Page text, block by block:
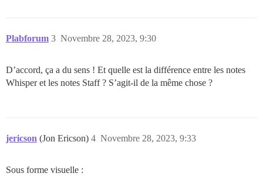
Plabforum Novembre 28, 2023, 9:30
3
D’accord, ça a du sens ! Et quelle est la différence entre les notes
Whisper et les notes Staff ? S’agit-il de la même chose ?
jericson (Jon Ericson) Novembre 28, 2023, 9:33
4
Sous forme visuelle :